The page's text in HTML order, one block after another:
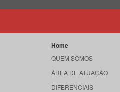
Home
QUEM SOMOS
ÁREA DE ATUAÇÃO
DIFERENCIAIS